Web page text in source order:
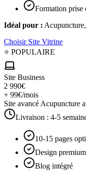
Formation prise
Idéal pour :
Choisir Site Vitrine
⭐ POPULAIRE
Site Business
2 990€
+ 99€/mois
Site avancé Acupuncture
Livraison : 4-5
10-15 pages
Design
Blog intégré